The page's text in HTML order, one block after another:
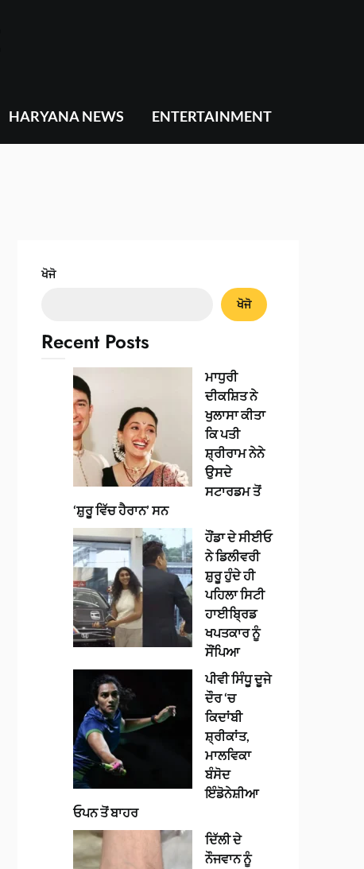
HARYANA NEWS ENTERTAINMENT
ਖੋਜੋ
ਖੋਜੋ
Recent Posts
ਮਾਧੁਰੀ
ਦੀਕਸ਼ਿਤ ਨੇ
ਖੁਲਾਸਾ ਕੀਤਾ
ਕਿ ਪਤੀ
ਸ਼੍ਰੀਰਾਮ ਨੇਨੇ
ਉਸਦੇ
ਸਟਾਰਡਮ ਤੋਂ
‘ਸ਼ੁਰੂ ਵਿੱਚ ਹੈਰਾਨ’ ਸਨ
ਹੌਂਡਾ ਦੇ ਸੀਈਓ
ਨੇ ਡਿਲੀਵਰੀ
ਸ਼ੁਰੂ ਹੁੰਦੇ ਹੀ
ਪਹਿਲਾ ਸਿਟੀ
ਹਾਈਬ੍ਰਿਡ
ਖਪਤਕਾਰ ਨੂੰ
ਸੌਂਪਿਆ
ਪੀਵੀ ਸਿੰਧੂ ਦੂਜੇ
ਦੌਰ ‘ਚ
ਕਿਦਾਂਬੀ
ਸ਼੍ਰੀਕਾਂਤ,
ਮਾਲਵਿਕਾ
ਬੰਸੋਦ
ਇੰਡੋਨੇਸ਼ੀਆ
ਓਪਨ ਤੋਂ ਬਾਹਰ
ਦਿੱਲੀ ਦੇ
ਨੌਜਵਾਨ ਨੂੰ